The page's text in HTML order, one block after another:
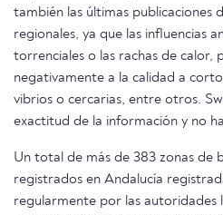
también las últimas publicaciones
regionales, ya que las influencias
torrenciales o las rachas de calor,
negativamente a la calidad a
vibrios o cercarias, entre otros.
exactitud de la información y no
Un total de más de 383 zonas de
registrados en Andalucía
regularmente por las autoridades